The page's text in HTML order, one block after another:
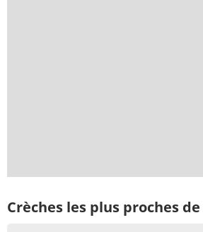
Crèches les plus proches